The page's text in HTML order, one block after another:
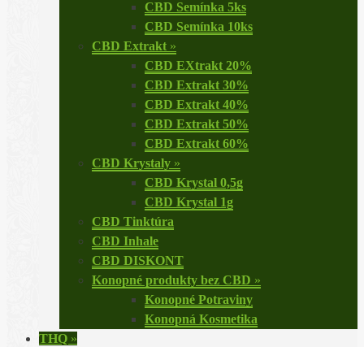
CBD Semínka 5ks
CBD Semínka 10ks
CBD Extrakt »
CBD EXtrakt 20%
CBD Extrakt 30%
CBD Extrakt 40%
CBD Extrakt 50%
CBD Extrakt 60%
CBD Krystaly »
CBD Krystal 0,5g
CBD Krystal 1g
CBD Tinktúra
CBD Inhale
CBD DISKONT
Konopné produkty bez CBD »
Konopné Potraviny
Konopná Kosmetika
THQ »